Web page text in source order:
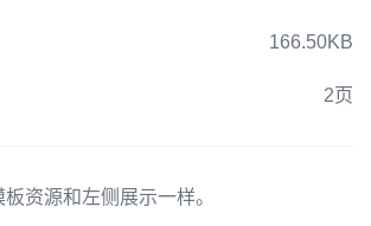
166.50KB
2页
资源和左侧展示一样。